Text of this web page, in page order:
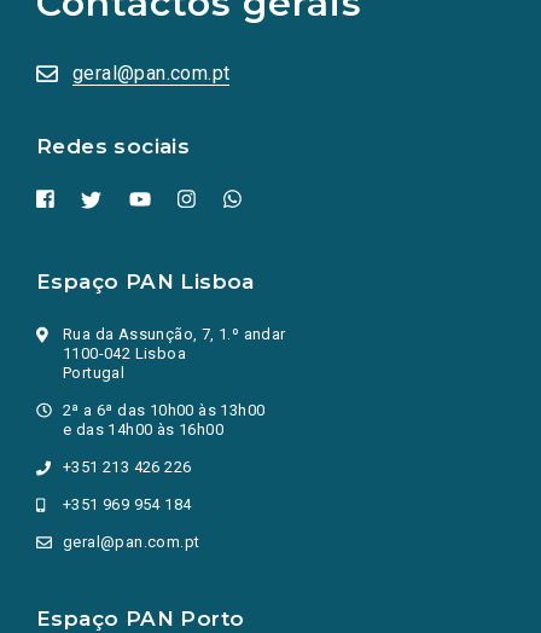
geral@pan.com.pt
Redes sociais
sociais
numa
nova
Espaço PAN Lisboa
Rua da Assunção, 7, 1.º andar
1100-042 Lisboa
Portugal
2ª a 6ª das 10h00 às 13h00
e das 14h00 às 16h00
+351 213 426 226
+351 969 954 184
geral@pan.com.pt
Espaço PAN Porto